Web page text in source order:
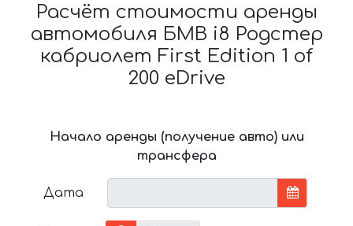
Расчёт стоимости аренды
автомобиля БМВ i8 Родстер
кабриолет First Edition 1 of
200 eDrive
Начало аренды (получение авто) или
трансфера
Дата